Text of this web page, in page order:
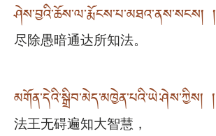
ཤེས་བྱའི་ཆོས་ལ་རྨོངས་པ་མཐའ་ནས་སངས། །
尽除愚暗通达所知法。
མགོན་དེའི་སྒྲིབ་མེད་མཁྱེན་པའི་ཡེ་ཤེས་ཀྱིས། །
法王无碍遍知大智慧，